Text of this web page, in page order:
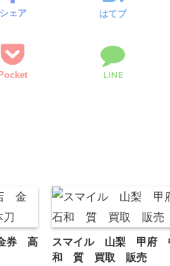
シェア はてブ
Pocket LINE
券 高
スマイル 山梨 甲府
和 質 買取 販売